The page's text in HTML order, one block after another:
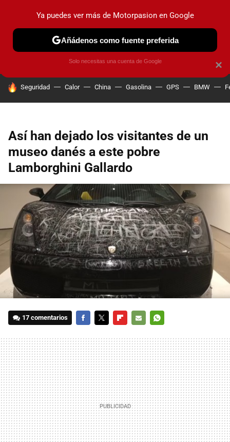
PRUEBAS COCHES ELÉCTRICOS OBSERVATORIO
HOY SE HABLA DE
Seguridad Calor China Gasolina GPS BMW
Así han dejado los visitantes de un
museo danés a este pobre
Lamborghini Gallardo
17 comentarios
MAIL
×
Ya puedes ver más de Motorpasion en Google
Añádenos como fuente preferida
Solo necesitas una cuenta de Google